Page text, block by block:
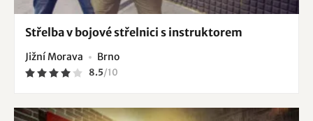
Střelba v bojové střelnici s instruktorem
Jižní Morava Brno
8.5/10